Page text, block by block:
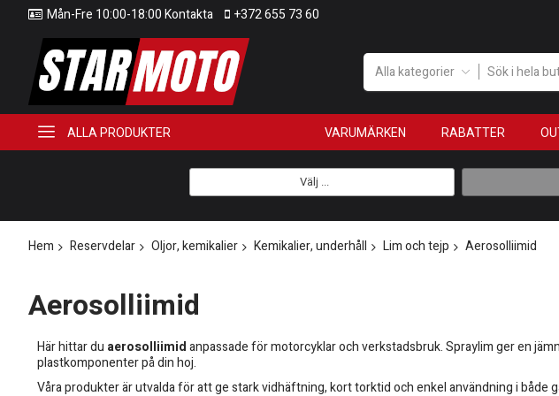
Mån-Fre 10:00-18:00 Kontakta +372 655 73 60
Alla kategorier
ALLA PRODUKTER VARUMÄRKEN RABATTER
Välj ...
Hem Reservdelar Oljor, kemikalier Kemikalier, underhåll Lim och tejp Aerosolliimid
Aerosolliimid
Här hittar du aerosolliimidanpassade för motorcyklar och verkstadsbruk. Spraylim ger en
plastkomponenter på din hoj.
Våra produkter är utvalda för att ge stark vidhäftning, kort torktid och enkel användning i